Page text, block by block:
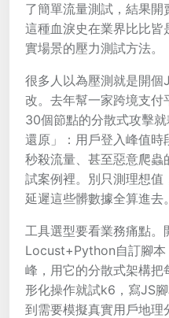
了簡單流量測試，結果開
這種血淚史在業界比比
實場景的壓力測試方法。
很多人以為壓測就是開
改。去年幫一家跨境支
30個節點的分散式攻擊
還原」：用戶登入峰值時
秒殺流量、甚至惡意爬蟲
試案例裡。別只測理想值
延遲這些髒數據全算進去。
工具選型要看業務痛點。
Locust+Python自訂腳本
峰，用它的分散式架構
形化操作就試k6，寫JS
到需要模擬真實用戶地理